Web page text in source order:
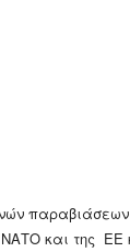
παραβιάσεων
και της ΕΕ